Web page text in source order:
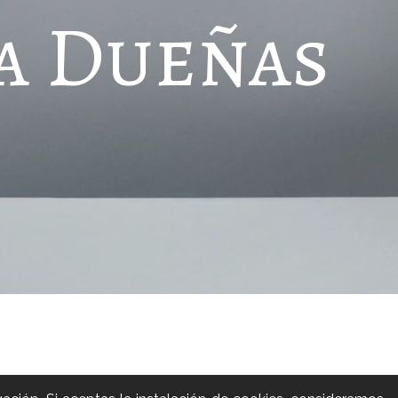
Dueñas